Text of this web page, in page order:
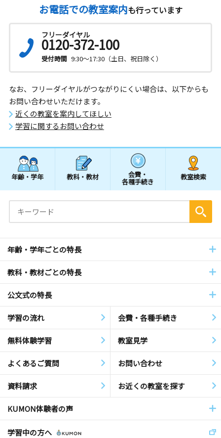
お電話での教室案内も行っています
フリーダイヤル
0120-372-100
受付時間 9:30～17:30（土日、祝日除く）
なお、フリーダイヤルがつながりにくい場合は、以下からも
お問い合わせいただけます。
近くの教室を案内してほしい
学習に関するお問い合わせ
年齢・学年 教科・教材 会費・
各種手続き
教室検索
年齢・学年ごとの特長
教科・教材ごとの特長
公文式の特長
学習の流れ 会費・各種手続き
無料体験学習 教室見学
よくあるご質問 お問い合わせ
資料請求 お近くの教室を探す
KUMON体験者の声
学習中の方へ